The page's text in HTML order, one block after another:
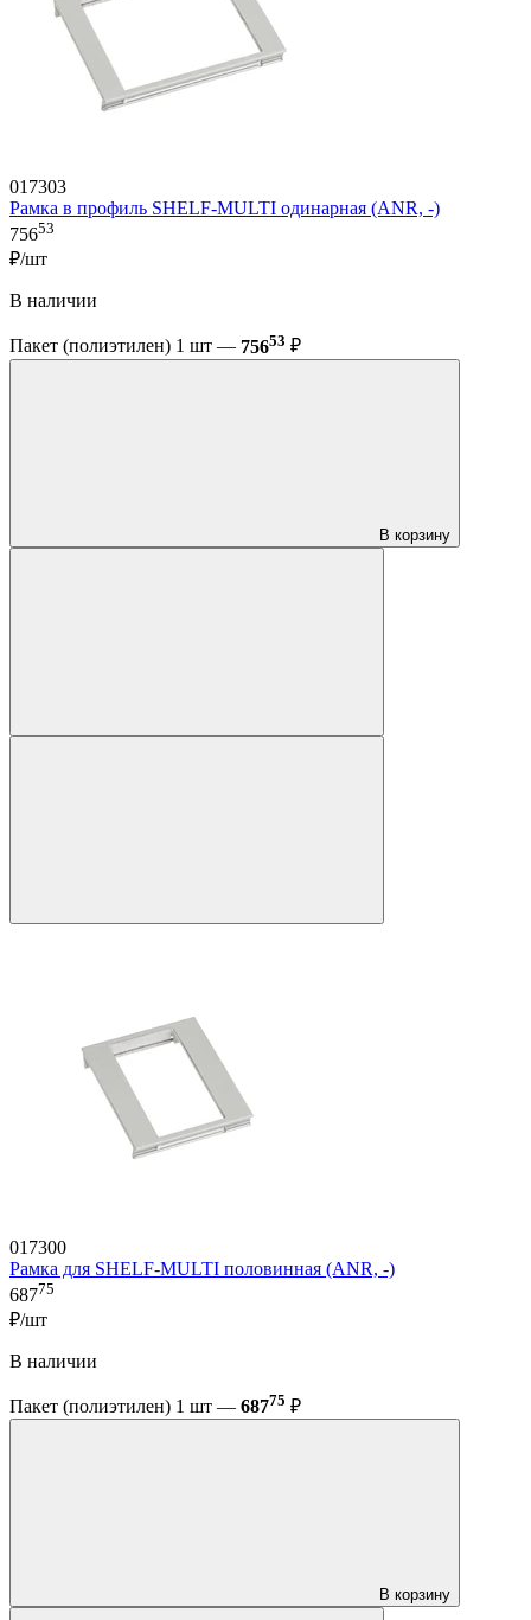
017303
Рамка в профиль SHELF-MULTI одинарная (ANR, -)
75653
₽/шт
В наличии
Пакет (полиэтилен) 1 шт — 75653 ₽
В корзину
017300
Рамка для SHELF-MULTI половинная (ANR, -)
68775
₽/шт
В наличии
Пакет (полиэтилен) 1 шт — 68775 ₽
В корзину